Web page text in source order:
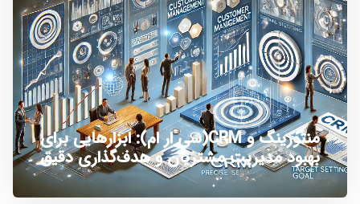
منتورینگ و CRM(سی ار ام): ابزارهایی برای
بهبود مدیریت مشتریان و هدف‌گذاری دقیق